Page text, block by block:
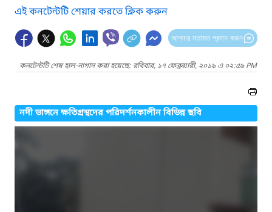
এই কনটেন্টটি শেয়ার করতে ক্লিক করুন
আপনার মতামত প্রদান করুন
কনটেন্টটি শেষ হাল-নাগাদ করা হয়েছে: রবিবার, ১৭ ফেব্রুয়ারী, ২০১৯ এ ০২:৫৯ PM
নদী ভাঙ্গনে ক্ষতিগ্রস্থদের পরিদর্শনকালীন বিভিন্ন ছবি